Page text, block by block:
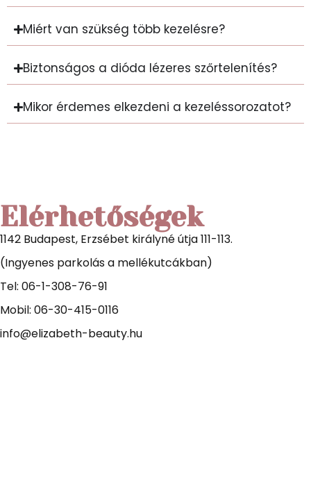
Miért van szükség több kezelésre?
Biztonságos a dióda lézeres szőrtelenítés?
Mikor érdemes elkezdeni a kezeléssorozatot?
Elérhetőségek
1142 Budapest, Erzsébet királyné útja 111-113.
(Ingyenes parkolás a mellékutcákban)
Tel: 06-1-308-76-91
Mobil: 06-30-415-0116
info@elizabeth-beauty.hu